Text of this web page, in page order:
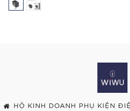
HỘ KINH DOANH PHỤ KIỆN